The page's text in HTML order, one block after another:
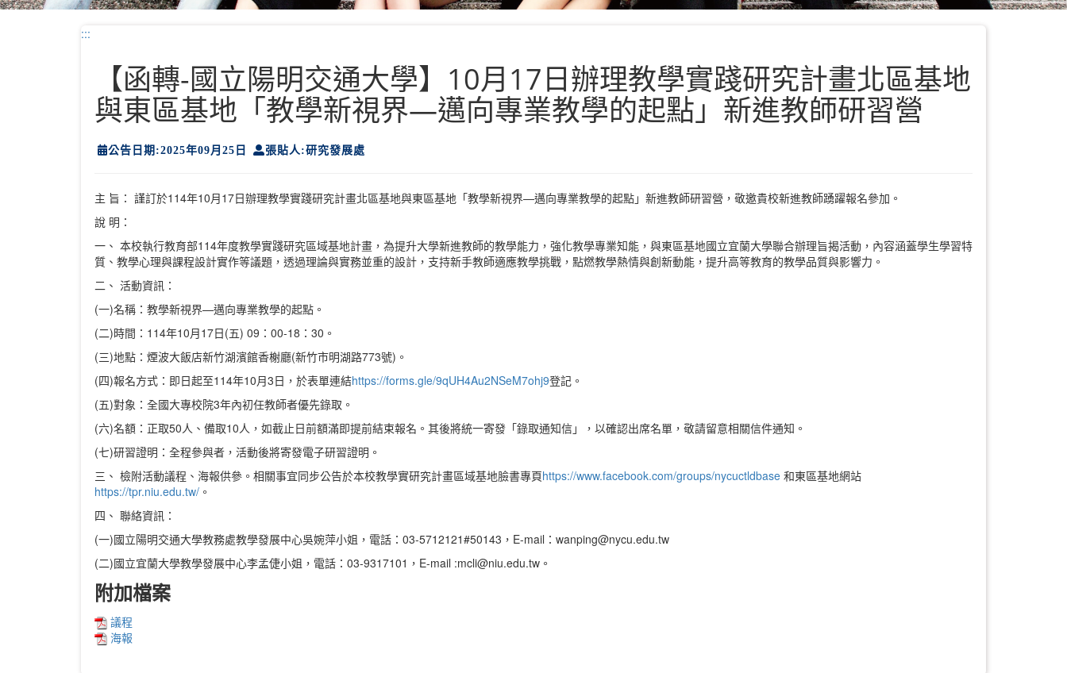
:::
【函轉-國立陽明交通大學】10月17日辦理教學實踐研究計畫北區基地
與東區基地「教學新視界—邁向專業教學的起點」新進教師研習營
公告日期:2025年09月25日 張貼人:研究發展處
主 旨： 謹訂於114年10月17日辦理教學實踐研究計畫北區基地與東區基地「教學新視界—邁向專業教學的起點」新進教師研習營，敬邀貴校新進教師踴躍報名參加。
說 明：
一、 本校執行教育部114年度教學實踐研究區域基地計畫，為提升大學新進教師的教學能力，強化教學專業知能，與東區基地國立宜蘭大學聯合辦理旨揭活動，內容涵蓋學生學習特
質、教學心理與課程設計實作等議題，透過理論與實務並重的設計，支持新手教師適應教學挑戰，點燃教學熱情與創新動能，提升高等教育的教學品質與影響力。
二、 活動資訊：
(一)名稱：教學新視界—邁向專業教學的起點。
(二)時間：114年10月17日(五) 09：00-18：30。
(三)地點：煙波大飯店新竹湖濱館香榭廳(新竹市明湖路773號)。
(四)報名方式：即日起至114年10月3日，於表單連結https://forms.gle/9qUH4Au2NSeM7ohj9登記。
(五)對象：全國大專校院3年內初任教師者優先錄取。
(六)名額：正取50人、備取10人，如截止日前額滿即提前結束報名。其後將統一寄發「錄取通知信」，以確認出席名單，敬請留意相關信件通知。
(七)研習證明：全程參與者，活動後將寄發電子研習證明。
三、 檢附活動議程、海報供參。相關事宜同步公告於本校教學實研究計畫區域基地臉書專頁https://www.facebook.com/groups/nycuctldbase和東區基地網站
https://tpr.niu.edu.tw/。
四、 聯絡資訊：
(一)國立陽明交通大學教務處教學發展中心吳婉萍小姐，電話：03-5712121#50143，E-mail：wanping@nycu.edu.tw
(二)國立宜蘭大學教學發展中心李孟倢小姐，電話：03-9317101，E-mail :mcli@niu.edu.tw。
附加檔案
議程
海報